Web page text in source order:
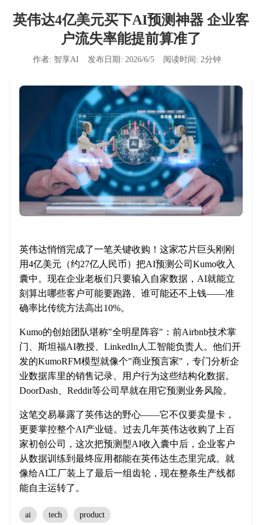
英伟达4亿美元买下AI预测神器 企业客
户流失率能提前算准了
作者: 智享AI 发布日期: 2026/6/5 阅读时间: 2分钟
英伟达悄悄完成了一笔关键收购！这家芯片巨头刚刚
用4亿美元（约27亿人民币）把AI预测公司Kumo收入
囊中。现在企业老板们只要输入自家数据，AI就能立
刻算出哪些客户可能要跑路、谁可能还不上钱——准
确率比传统方法高出10%。
Kumo的创始团队堪称"全明星阵容"：前Airbnb技术掌
门、斯坦福AI教授、LinkedIn人工智能负责人。他们开
发的KumoRFM模型就像个"商业预言家"，专门分析企
业数据库里的销售记录、用户行为这些结构化数据。
DoorDash、Reddit等公司早就在用它预测业务风险。
这笔交易暴露了英伟达的野心——它不仅要卖显卡，
更要掌控整个AI产业链。过去几年英伟达收购了上百
家初创公司，这次把预测型AI收入囊中后，企业客户
从数据训练到最终应用都能在英伟达生态里完成。就
像给AI工厂装上了最后一组齿轮，现在整条生产线都
能自主运转了。
ai tech product